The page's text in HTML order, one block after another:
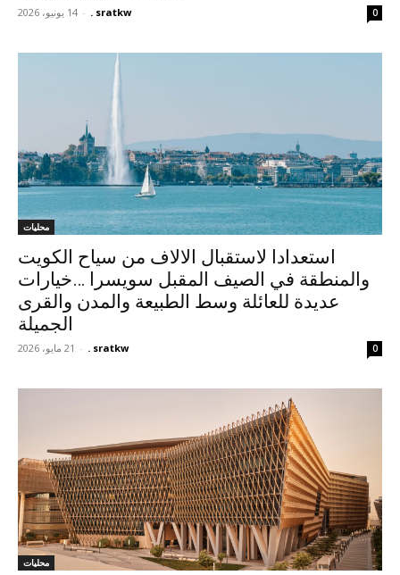
sratkw .
- 14 يونيو، 2026 0
محليات
استعدادا لاستقبال الالاف من سياح الكويت
والمنطقة في الصيف المقبل سويسرا …خيارات
عديدة للعائلة وسط الطبيعة والمدن والقرى
الجميلة
sratkw .
- 21 مايو، 2026 0
محليات